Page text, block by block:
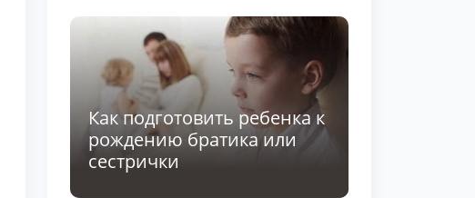
Как подготовить ребенка к
рождению братика или
сестрички